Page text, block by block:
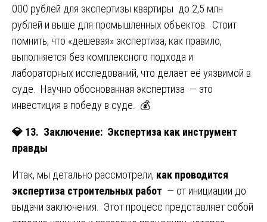
000 рублей для экспертизы квартиры до 2,5 млн
рублей и выше для промышленных объектов. Стоит
помнить, что «дешевая» экспертиза, как правило,
выполняется без комплексного подхода и
лабораторных исследований, что делает её уязвимой в
суде. Научно обоснованная экспертиза — это
инвестиция в победу в суде. 💰
💎 13. Заключение: Экспертиза как инструмент
правды
Итак, мы детально рассмотрели, как проводится
экспертиза строительных работ — от инициации до
выдачи заключения. Этот процесс представляет собой